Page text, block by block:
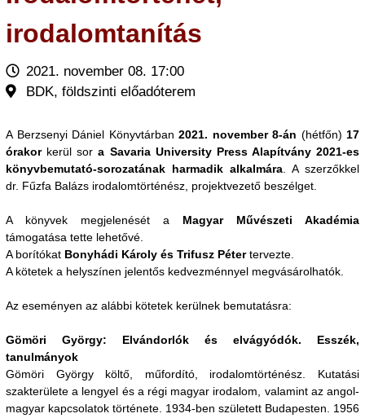
irodalomtanítás
2021. november 08. 17:00
BDK, földszinti előadóterem
A Berzsenyi Dániel Könyvtárban 2021. november 8-án (hétfőn) 17
órakorkerül sora Savaria University Press Alapítvány 2021-es
könyvbemutató-sorozatának harmadik alkalmára . A szerzőkkel
dr. Fűzfa Balázs irodalomtörténész, projektvezető beszélget.
A könyvek megjelenését a Magyar Művészeti Akadémia
támogatása tette lehetővé.
A borítókat Bonyhádi Károly és Trifusz Pétertervezte.
A kötetek a helyszínen jelentős kedvezménnyel megvásárolhatók.
Az eseményen az alábbi kötetek kerülnek bemutatásra:
Gömöri György: Elvándorlók és elvágyódók. Esszék,
tanulmányok
Gömöri György költő, műfordító, irodalomtörténész. Kutatási
szakterülete a lengyel és a régi magyar irodalom, valamint az angol-
magyar kapcsolatok története. 1934-ben született Budapesten. 1956